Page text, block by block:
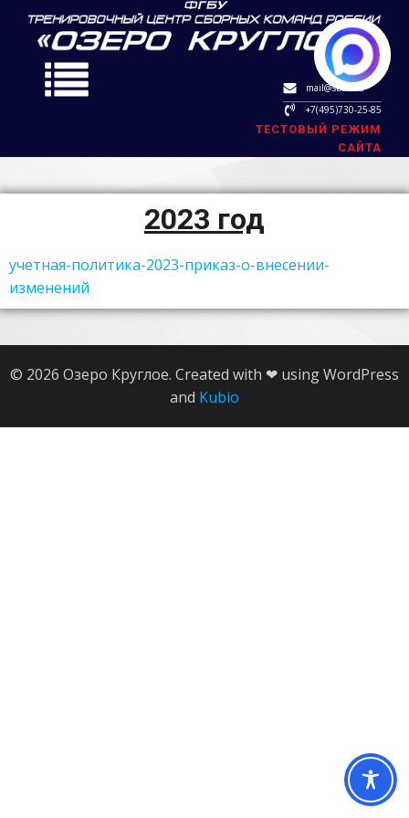
mail@sbok.ru
+7(495)730-25-85
ТЕСТОВЫЙ РЕЖИМ
САЙТА
2023 год
учетная-политика-2023-приказ-о-внесении-
изменений
© 2026 Озеро Круглое. Created with ❤ using WordPress
and Kubio